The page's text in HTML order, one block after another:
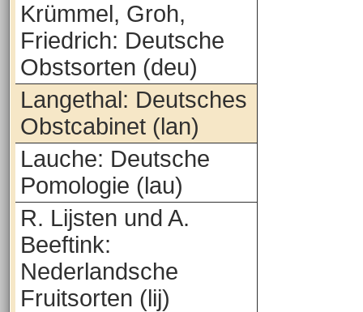
Krümmel, Groh,
Friedrich: Deutsche
Obstsorten (deu)
Langethal: Deutsches
Obstcabinet (lan)
Lauche: Deutsche
Pomologie (lau)
R. Lijsten und A.
Beeftink:
Nederlandsche
Fruitsorten (lij)